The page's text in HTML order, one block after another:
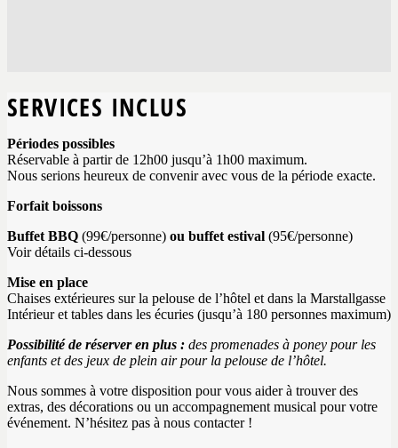
SERVICES INCLUS
Périodes possibles
Réservable à partir de 12h00 jusqu’à 1h00 maximum.
Nous serions heureux de convenir avec vous de la période exacte.
Forfait boissons
Buffet BBQ (99€/personne) ou buffet estival (95€/personne)
Voir détails ci-dessous
Mise en place
Chaises extérieures sur la pelouse de l’hôtel et dans la Marstallgasse
Intérieur et tables dans les écuries (jusqu’à 180 personnes maximum)
Possibilité de réserver en plus : des promenades à poney pour les
enfants et des jeux de plein air pour la pelouse de l’hôtel.
Nous sommes à votre disposition pour vous aider à trouver des
extras, des décorations ou un accompagnement musical pour votre
événement. N’hésitez pas à nous contacter !